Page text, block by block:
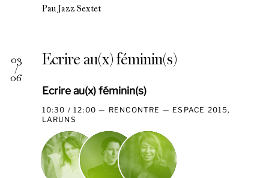
Pau Jazz Sextet
03
/
06
Ecrire au(x) féminin(s)
Ecrire au(x) féminin(s)
10:30 / 12:00 RENCONTRE
ESPACE 2015,
LARUNS